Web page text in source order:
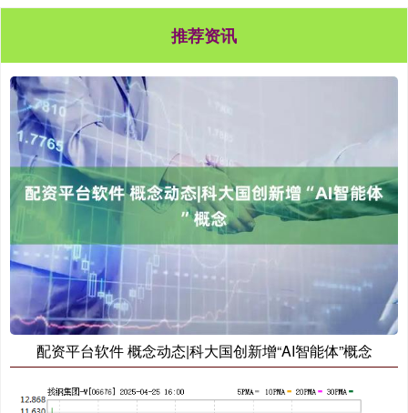
推荐资讯
配资平台软件 概念动态|科大国创新增“AI智能体”概念